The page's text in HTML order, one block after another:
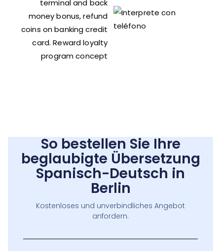
So bestellen Sie Ihre
beglaubigte Übersetzung
Spanisch-Deutsch in
Berlin
Kostenloses und unverbindliches Angebot
anfordern.